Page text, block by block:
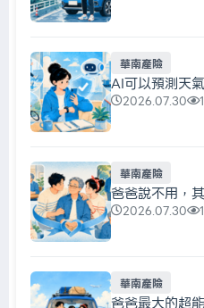
華南產險
AI可以預測天
2026.07.30
華南產險
爸爸說不用，
2026.07.30
華南產險
爸爸最大的超